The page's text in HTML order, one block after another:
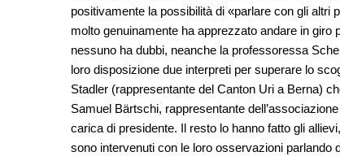
positivamente la possibilità di «parlare con gli altri
molto genuinamente ha apprezzato andare in
nessuno ha dubbi, neanche la professoressa
loro disposizione due interpreti per superare lo
Stadler (rappresentante del Canton Uri a Berna)
Samuel Bärtschi, rappresentante
carica di presidente. Il resto lo hanno fatto gli
sono intervenuti con le loro osservazioni parlando